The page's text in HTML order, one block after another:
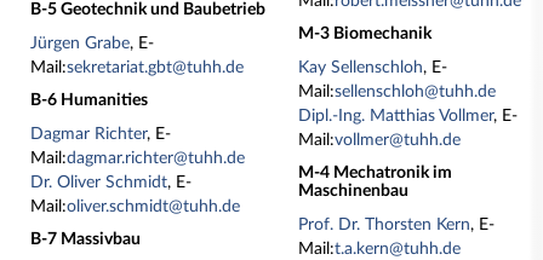
B-5 Geotechnik und Baubetrieb
Jürgen Grabe, E-
Mail:sekretariat.gbt@tuhh.de
B-6 Humanities
Dagmar Richter, E-
Mail:dagmar.richter@tuhh.de
Dr. Oliver Schmidt, E-
Mail:oliver.schmidt@tuhh.de
B-7 Massivbau
M-3 Biomechanik
Kay Sellenschloh, E-
Mail:sellenschloh@tuhh.de
Dipl.-Ing. Matthias Vollmer, E-
Mail:vollmer@tuhh.de
M-4 Mechatronik im
Maschinenbau
Prof. Dr. Thorsten Kern, E-
Mail:t.a.kern@tuhh.de